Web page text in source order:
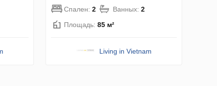
Спален: 2 Ванных: 2
Площадь: 85 м²
Living in Vietnam